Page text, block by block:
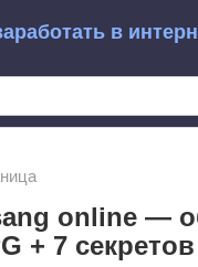
в
о
с
к
online —
+ 7